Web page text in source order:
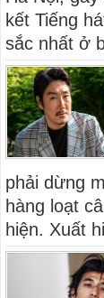
kết Tiếng
sắc nhất ở
phải dừng
hàng loạt
hiện. Xuất